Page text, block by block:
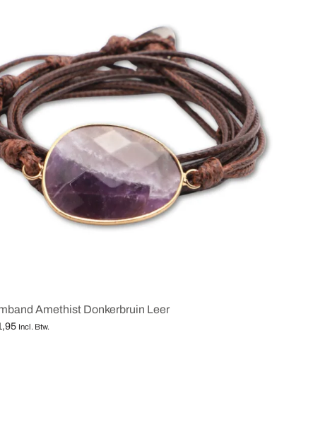
Amethist Donkerbruin Leer
Incl. Btw.